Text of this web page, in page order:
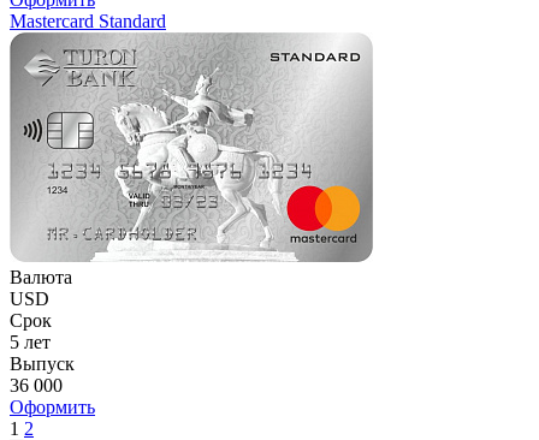
Mastercard Standard
Валюта
USD
Срок
5 лет
Выпуск
36 000
Оформить
1 2